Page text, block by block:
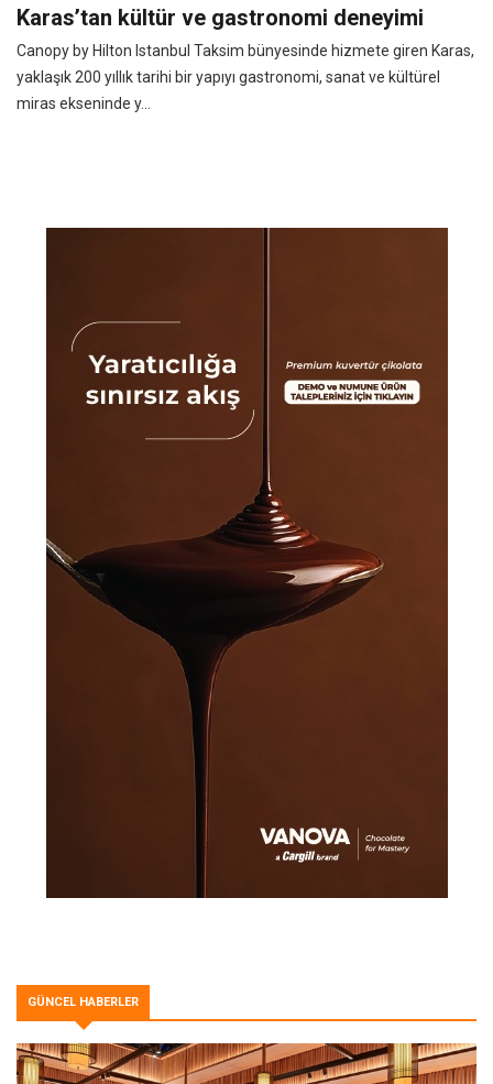
Karas’tan kültür ve gastronomi deneyimi
Canopy by Hilton Istanbul Taksim bünyesinde hizmete giren Karas,
yaklaşık 200 yıllık tarihi bir yapıyı gastronomi, sanat ve kültürel
miras ekseninde y...
GÜNCEL HABERLER